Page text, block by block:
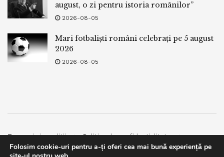
august, o zi pentru istoria românilor”
2026-08-05
Mari fotbaliști români celebrați pe 5 august
2026
2026-08-05
Termeni si conditii
Politica de confidentialitate
Facebook
Contact
Folosim cookie-uri pentru a-ți oferi cea mai bună experiență pe